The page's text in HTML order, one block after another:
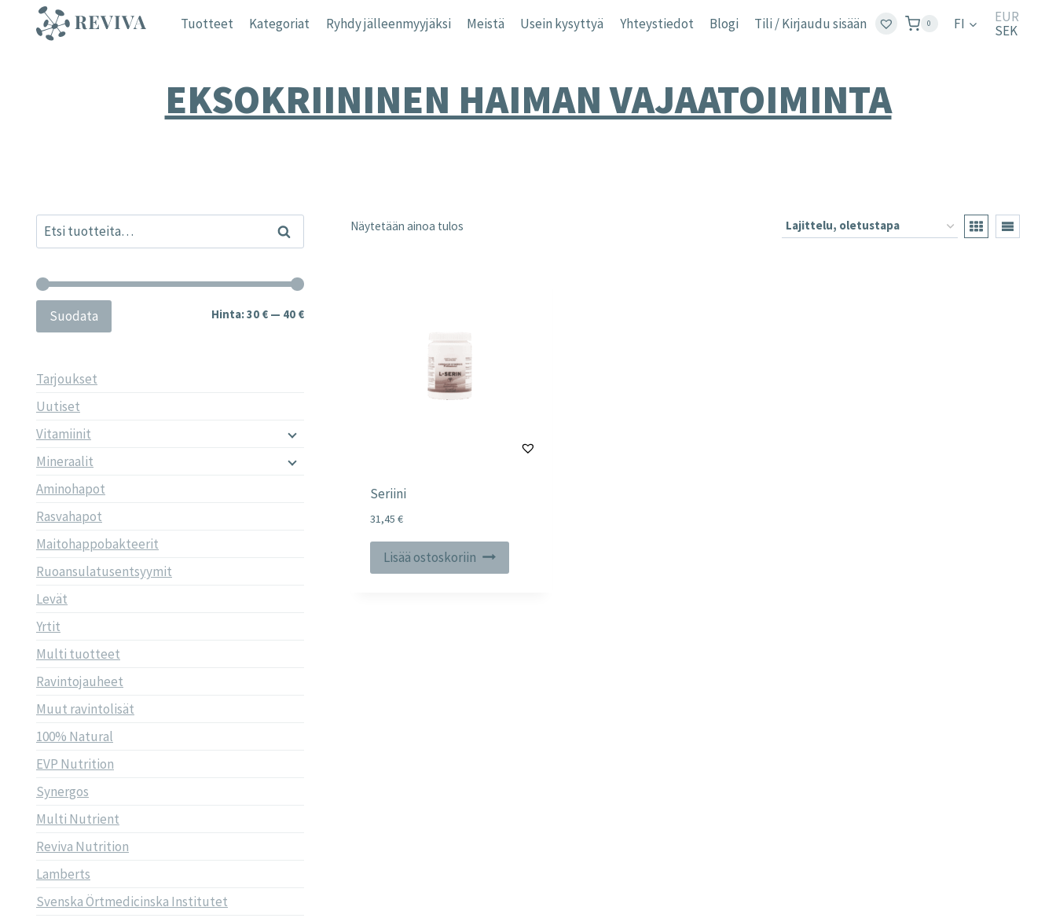
sisältöön
Tuotteet Kategoriat Ryhdy jälleenmyyjäksi Meistä Usein kysyttyä Yhteystiedot Blogi Tili / Kirjaudu sisään 0 FI
EUR
SEK
EKSOKRIININEN HAIMAN VAJAATOIMINTA
Näytetään ainoa tulos
Seriini
31,45 €
Lisää ostoskoriin
Etsi: Haku
Minimihinta
Maksimihinta
Suodata Hinta:30 €— 40 €
Tarjoukset
Uutiset
Vitamiinit
Mineraalit
Aminohapot
Rasvahapot
Maitohappobakteerit
Ruoansulatusentsyymit
Levät
Yrtit
Multi tuotteet
Ravintojauheet
Muut ravintolisät
100% Natural
EVP Nutrition
Synergos
Multi Nutrient
Reviva Nutrition
Lamberts
Svenska Örtmedicinska Institutet